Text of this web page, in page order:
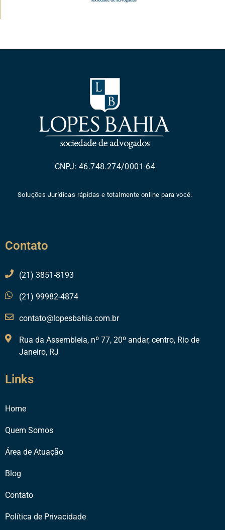
CNPJ: 46.748.274/0001-64
Soluções Jurídicas rápidas e totalmente online para você.
Contato
(21) 3851-8193
(21) 99982-4874
contato@lopesbahia.com.br
Rua da Assembleia, nº 77, 20º andar, centro, Rio de
Janeiro, RJ
Links
Home
Quem Somos
Área de Atuação
Blog
Contato
Política de Privacidade